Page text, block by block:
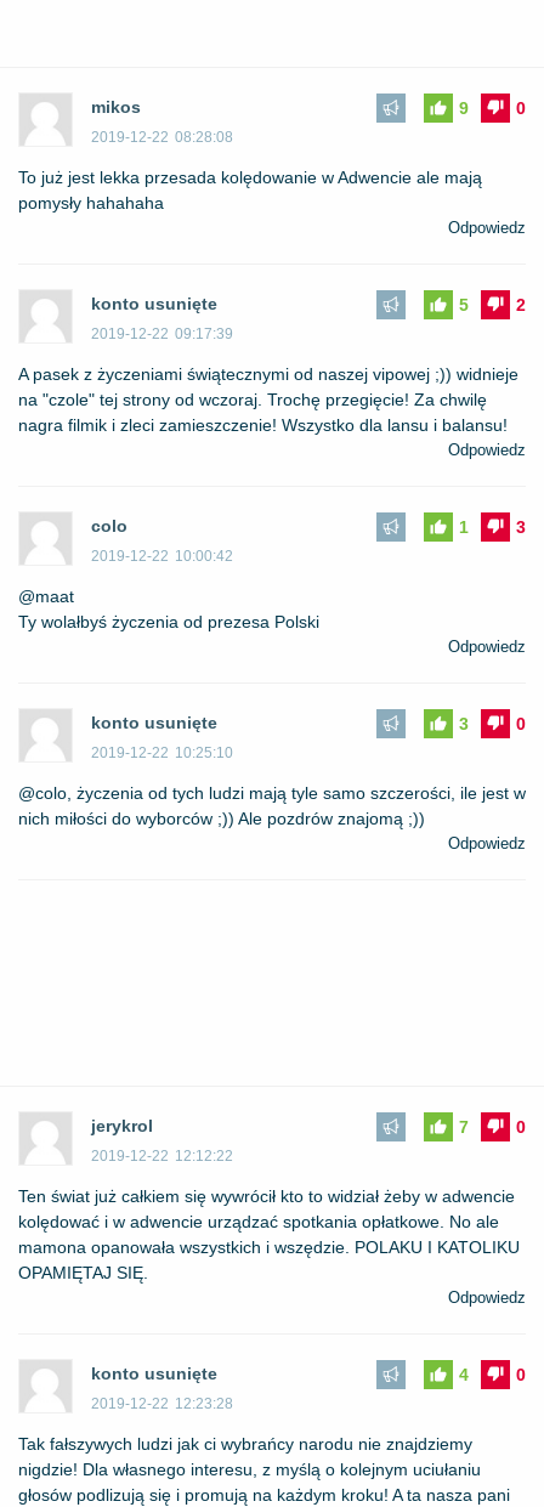
mikos
2019-12-22 08:28:08
0
9
To już jest lekka przesada kolędowanie w Adwencie ale mają
pomysły hahahaha
Odpowiedz
konto usunięte
2019-12-22 09:17:39
2
5
A pasek z życzeniami świątecznymi od naszej vipowej ;)) widnieje
na "czole" tej strony od wczoraj. Trochę przegięcie! Za chwilę
nagra filmik i zleci zamieszczenie! Wszystko dla lansu i balansu!
Odpowiedz
colo
2019-12-22 10:00:42
3
1
@maat
Ty wolałbyś życzenia od prezesa Polski
Odpowiedz
konto usunięte
2019-12-22 10:25:10
0
3
@colo, życzenia od tych ludzi mają tyle samo szczerości, ile jest w
nich miłości do wyborców ;)) Ale pozdrów znajomą ;))
Odpowiedz
jerykrol
2019-12-22 12:12:22
0
7
Ten świat już całkiem się wywrócił kto to widział żeby w adwencie
kolędować i w adwencie urządzać spotkania opłatkowe. No ale
mamona opanowała wszystkich i wszędzie. POLAKU I KATOLIKU
OPAMIĘTAJ SIĘ.
Odpowiedz
konto usunięte
2019-12-22 12:23:28
0
4
Tak fałszywych ludzi jak ci wybrańcy narodu nie znajdziemy
nigdzie! Dla własnego interesu, z myślą o kolejnym uciułaniu
głosów podlizują się i promują na każdym kroku! A ta nasza pani